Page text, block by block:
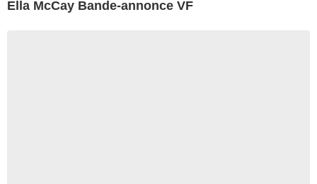
Ella McCay Bande-annonce VF